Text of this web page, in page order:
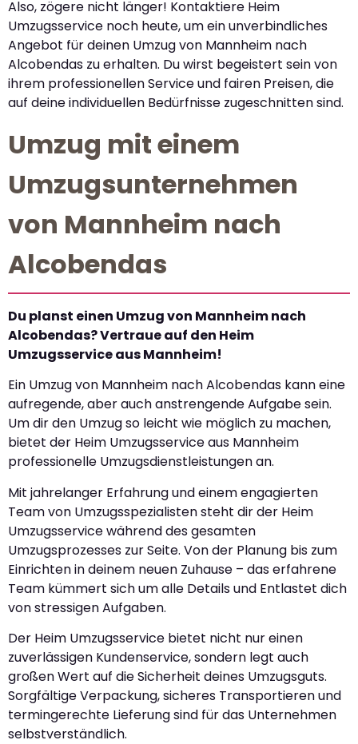
Also, zögere nicht länger! Kontaktiere Heim
Umzugsservice noch heute, um ein unverbindliches
Angebot für deinen Umzug von Mannheim nach
Alcobendas zu erhalten. Du wirst begeistert sein von
ihrem professionellen Service und fairen Preisen, die
auf deine individuellen Bedürfnisse zugeschnitten sind.
Umzug mit einem
Umzugsunternehmen
von Mannheim nach
Alcobendas
Du planst einen Umzug von Mannheim nach
Alcobendas? Vertraue auf den Heim
Umzugsservice aus Mannheim!
Ein Umzug von Mannheim nach Alcobendas kann eine
aufregende, aber auch anstrengende Aufgabe sein.
Um dir den Umzug so leicht wie möglich zu machen,
bietet der Heim Umzugsservice aus Mannheim
professionelle Umzugsdienstleistungen an.
Mit jahrelanger Erfahrung und einem engagierten
Team von Umzugsspezialisten steht dir der Heim
Umzugsservice während des gesamten
Umzugsprozesses zur Seite. Von der Planung bis zum
Einrichten in deinem neuen Zuhause – das erfahrene
Team kümmert sich um alle Details und Entlastet dich
von stressigen Aufgaben.
Der Heim Umzugsservice bietet nicht nur einen
zuverlässigen Kundenservice, sondern legt auch
großen Wert auf die Sicherheit deines Umzugsguts.
Sorgfältige Verpackung, sicheres Transportieren und
termingerechte Lieferung sind für das Unternehmen
selbstverständlich.